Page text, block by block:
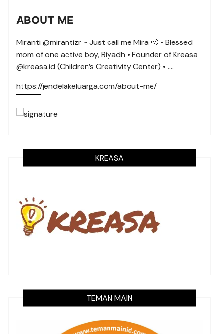
ABOUT ME
Miranti @mirantizr ~ Just call me Mira 🙂 • Blessed
mom of one active boy, Riyadh • Founder of Kreasa
@kreasa.id (Children’s Creativity Center) • ….
https://jendelakeluarga.com/about-me/
KREASA
TEMAN MAIN